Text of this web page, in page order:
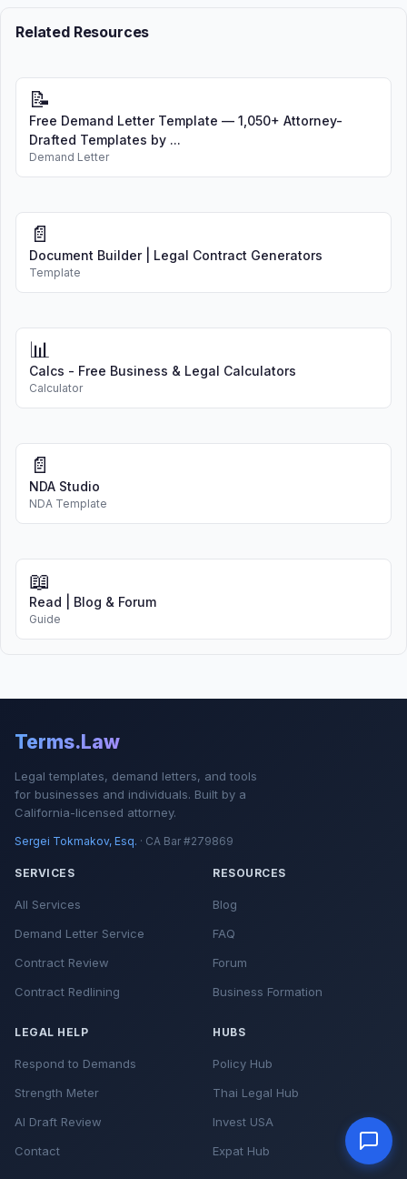
Related Resources
📝
Free Demand Letter Template — 1,050+ Attorney-
Drafted Templates by ...
Demand Letter
📄
Document Builder | Legal Contract Generators
Template
📊
Calcs - Free Business & Legal Calculators
Calculator
📄
NDA Studio
NDA Template
📖
Read | Blog & Forum
Guide
Terms.Law
Legal templates, demand letters, and tools
for businesses and individuals. Built by a
California-licensed attorney.
Sergei Tokmakov, Esq. · CA Bar #279869
SERVICES
All Services
Demand Letter Service
Contract Review
Contract Redlining
RESOURCES
Blog
FAQ
Forum
Business Formation
LEGAL HELP
Respond to Demands
Strength Meter
AI Draft Review
Contact
HUBS
Policy Hub
Thai Legal Hub
Invest USA
Expat Hub